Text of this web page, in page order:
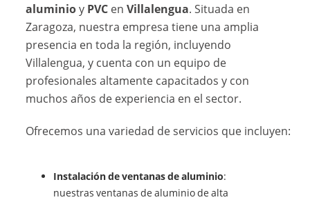
aluminioy PVC enVillalengua. Situada en
Zaragoza, nuestra empresa tiene una amplia
presencia en toda la región, incluyendo
Villalengua, y cuenta con un equipo de
profesionales altamente capacitados y con
muchos años de experiencia en el sector.
Ofrecemos una variedad de servicios que incluyen:
Instalación de ventanas de aluminio:
nuestras ventanas de aluminio de alta